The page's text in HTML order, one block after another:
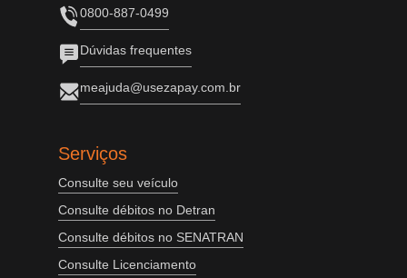
0800-887-0499
Dúvidas frequentes
meajuda@usezapay.com.br
Serviços
Consulte seu veículo
Consulte débitos no Detran
Consulte débitos no SENATRAN
Consulte Licenciamento